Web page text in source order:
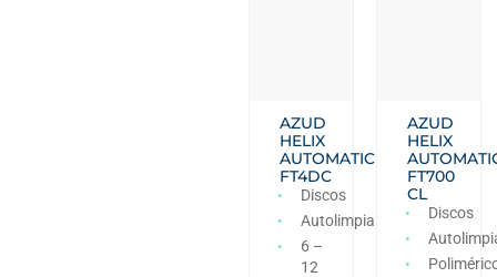
AZUD
HELIX
AUTOMATIC
FT4DC
Discos
Autolimpiante
6 –
12
AZUD
HELIX
FT700
CL
Discos